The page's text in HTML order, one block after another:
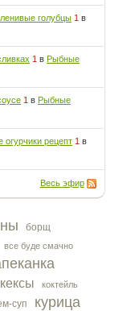
ленивые голубцы 1 в
1 вРыбные
1 вРыбные
рецепт 1 в
Весь эфир
борщ
все буде смачно
кексы коктейль
суп курица